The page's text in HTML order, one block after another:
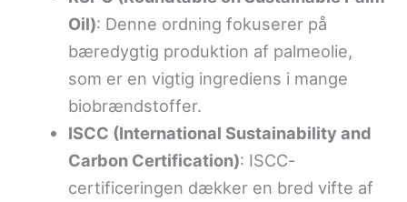
Oil): Denne ordning fokuserer på
bæredygtig produktion af palmeolie,
som er en vigtig ingrediens i mange
biobrændstoffer.
ISCC (International Sustainability and
Carbon Certification): ISCC-
certificeringen dækker en bred vifte af